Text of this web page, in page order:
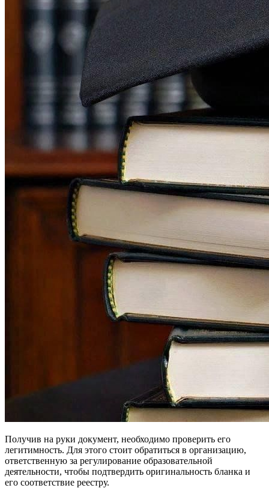
Получив на руки документ, необходимо проверить его
легитимность. Для этого стоит обратиться в организацию,
ответственную за регулирование образовательной
деятельности, чтобы подтвердить оригинальность бланка и
его соответствие реестру.